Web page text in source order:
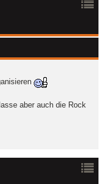
aber auch die Rock